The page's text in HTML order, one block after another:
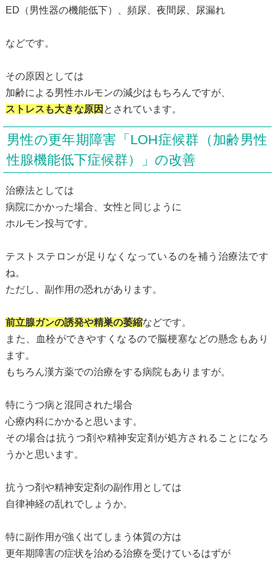
ED（男性器の機能低下）、頻尿、夜間尿、尿漏れ
などです。
その原因としては
加齢による男性ホルモンの減少はもちろんですが、
ストレスも大きな原因 とされています。
男性の更年期障害「LOH症候群（加齢男性
性腺機能低下症候群）」の改善
治療法としては
病院にかかった場合、女性と同じように
ホルモン投与です。
テストステロンが足りなくなっているのを補う治療法です
ね。
ただし、副作用の恐れがあります。
前立腺ガンの誘発や精巣の萎縮などです。
また、血栓ができやすくなるので脳梗塞などの懸念もあり
ます。
もちろん漢方薬での治療をする病院もありますが。
特にうつ病と混同された場合
心療内科にかかると思います。
その場合は抗うつ剤や精神安定剤が処方されることになろ
うかと思います。
抗うつ剤や精神安定剤の副作用としては
自律神経の乱れでしょうか。
特に副作用が強く出てしまう体質の方は
更年期障害の症状を治める治療を受けているはずが